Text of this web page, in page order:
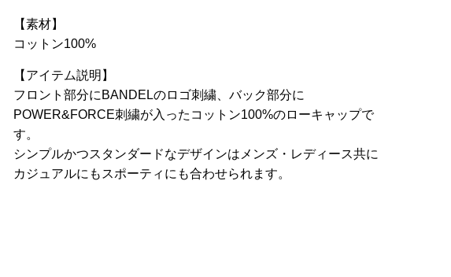
【素材】
コットン100%
【アイテム説明】
フロント部分にBANDELのロゴ刺繍、バック部分に
POWER&FORCE刺繍が入ったコットン100%のローキャップで
す。
シンプルかつスタンダードなデザインはメンズ・レディース共に
カジュアルにもスポーティにも合わせられます。